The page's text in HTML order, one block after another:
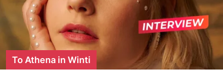
To Athena in Winti